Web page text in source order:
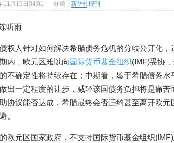
基本面
恒生
11月19日04:01 分类： 新华社报刊
听雨
权人针对如何解决希腊债务危机的分歧公开化，
内，欧元区难以向 国际货币基金组织(IMF)妥协
不确定性将持续存在；中期看，鉴于希腊债务水
出一定程度的让步，减轻该国债务负担将是痛苦
协议能否达成，希腊最终会否违约甚至离开欧元
。
欧元区国家政府，不支持国际货币基金组织